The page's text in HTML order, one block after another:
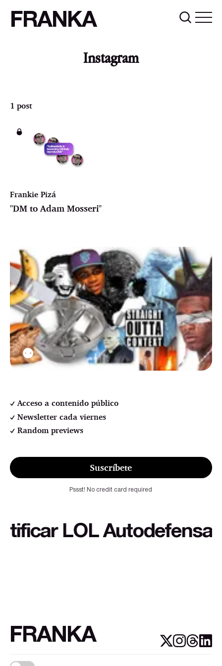
FRANKA
Instagram
1 post
Frankie Pizá
"DM to Adam Mosseri"
⚉
Acceso a contenido público
Newsletter cada viernes
Random previews
Suscríbete
Pssst! No credit card required
LOL Autodefensa
FRANKA